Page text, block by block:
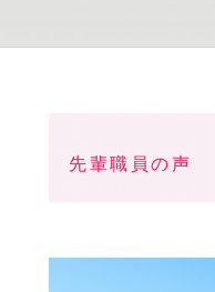
先輩職員の声